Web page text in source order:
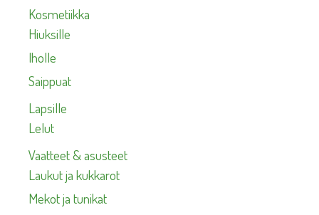
Kosmetiikka
Hiuksille
Iholle
Saippuat
Lapsille
Lelut
Vaatteet & asusteet
Laukut ja kukkarot
Mekot ja tunikat